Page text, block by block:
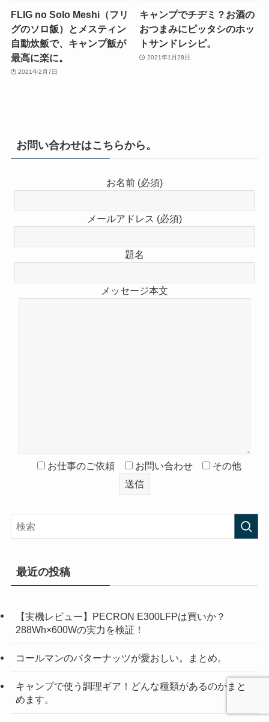
FLIG no Solo Meshi（フリ
グのソロ飯）とメスティン
自動炊飯で、キャンプ飯が
最高に楽に。
2021年2月7日
キャンプでチヂミ？お酒の
おつまみにピッタシのホッ
トサンドレシピ。
2021年1月28日
お問い合わせはこちらから。
お名前 (必須)
メールアドレス (必須)
題名
メッセージ本文
お仕事のご依頼 お問い合わせ その他
最近の投稿
【実機レビュー】PECRON E300LFPは買いか？
288Wh×600Wの実力を検証！
コールマンのバターナッツが愛おしい。まとめ。
キャンプで使う調理ギア！どんな種類があるのかまと
めます。